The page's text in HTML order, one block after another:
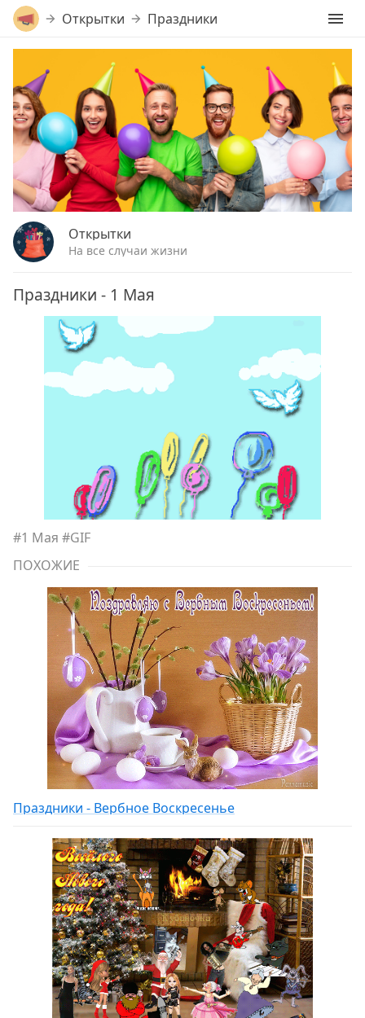
Открытки Праздники
Открытки
На все случаи жизни
Праздники - 1 Мая
#1 Мая #GIF
ПОХОЖИЕ
Праздники - Вербное Воскресенье